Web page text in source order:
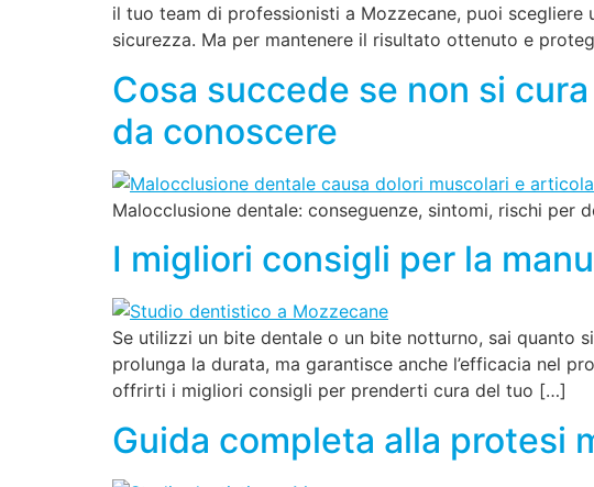
il tuo team di professionisti a Mozzecane, puoi
sicurezza. Ma per mantenere il risultato ottenuto e
Cosa succede se non si
da conoscere
Malocclusione dentale: conseguenze, sintomi, rischi
I migliori consigli per la
Se utilizzi un bite dentale o un bite notturno, sai quanto
prolunga la durata, ma garantisce anche l’efficacia nel
offrirti i migliori consigli per prenderti cura del tuo […]
Guida completa alla protesi